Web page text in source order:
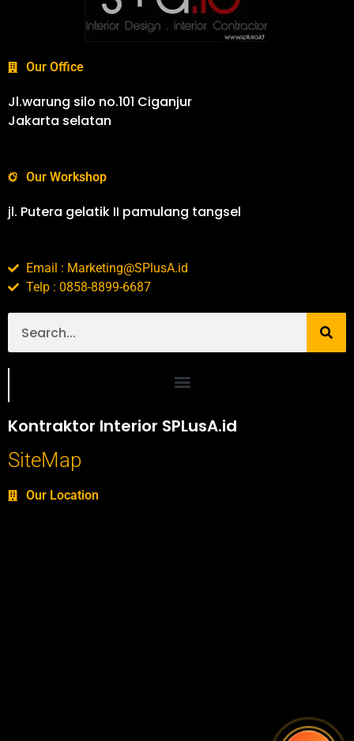
Our Office
Jl.warung silo no.101 Ciganjur
Jakarta selatan
Our Workshop
jl. Putera gelatik II pamulang tangsel
Email : Marketing@SPlusA.id
Telp : 0858-8899-6687
Kontraktor Interior SPLusA.id
SiteMap
Our Location